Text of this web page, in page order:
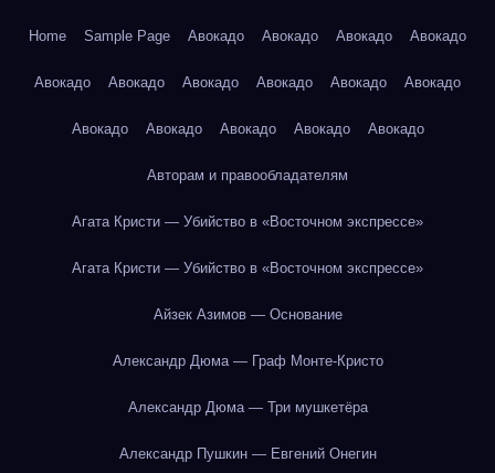
Home Sample Page Авокадо Авокадо Авокадо Авокадо
Авокадо Авокадо Авокадо Авокадо Авокадо Авокадо
Авокадо Авокадо Авокадо Авокадо Авокадо
Авторам и правообладателям
Агата Кристи — Убийство в «Восточном экспрессе»
Агата Кристи — Убийство в «Восточном экспрессе»
Айзек Азимов — Основание
Александр Дюма — Граф Монте-Кристо
Александр Дюма — Три мушкетёра
Александр Пушкин — Евгений Онегин